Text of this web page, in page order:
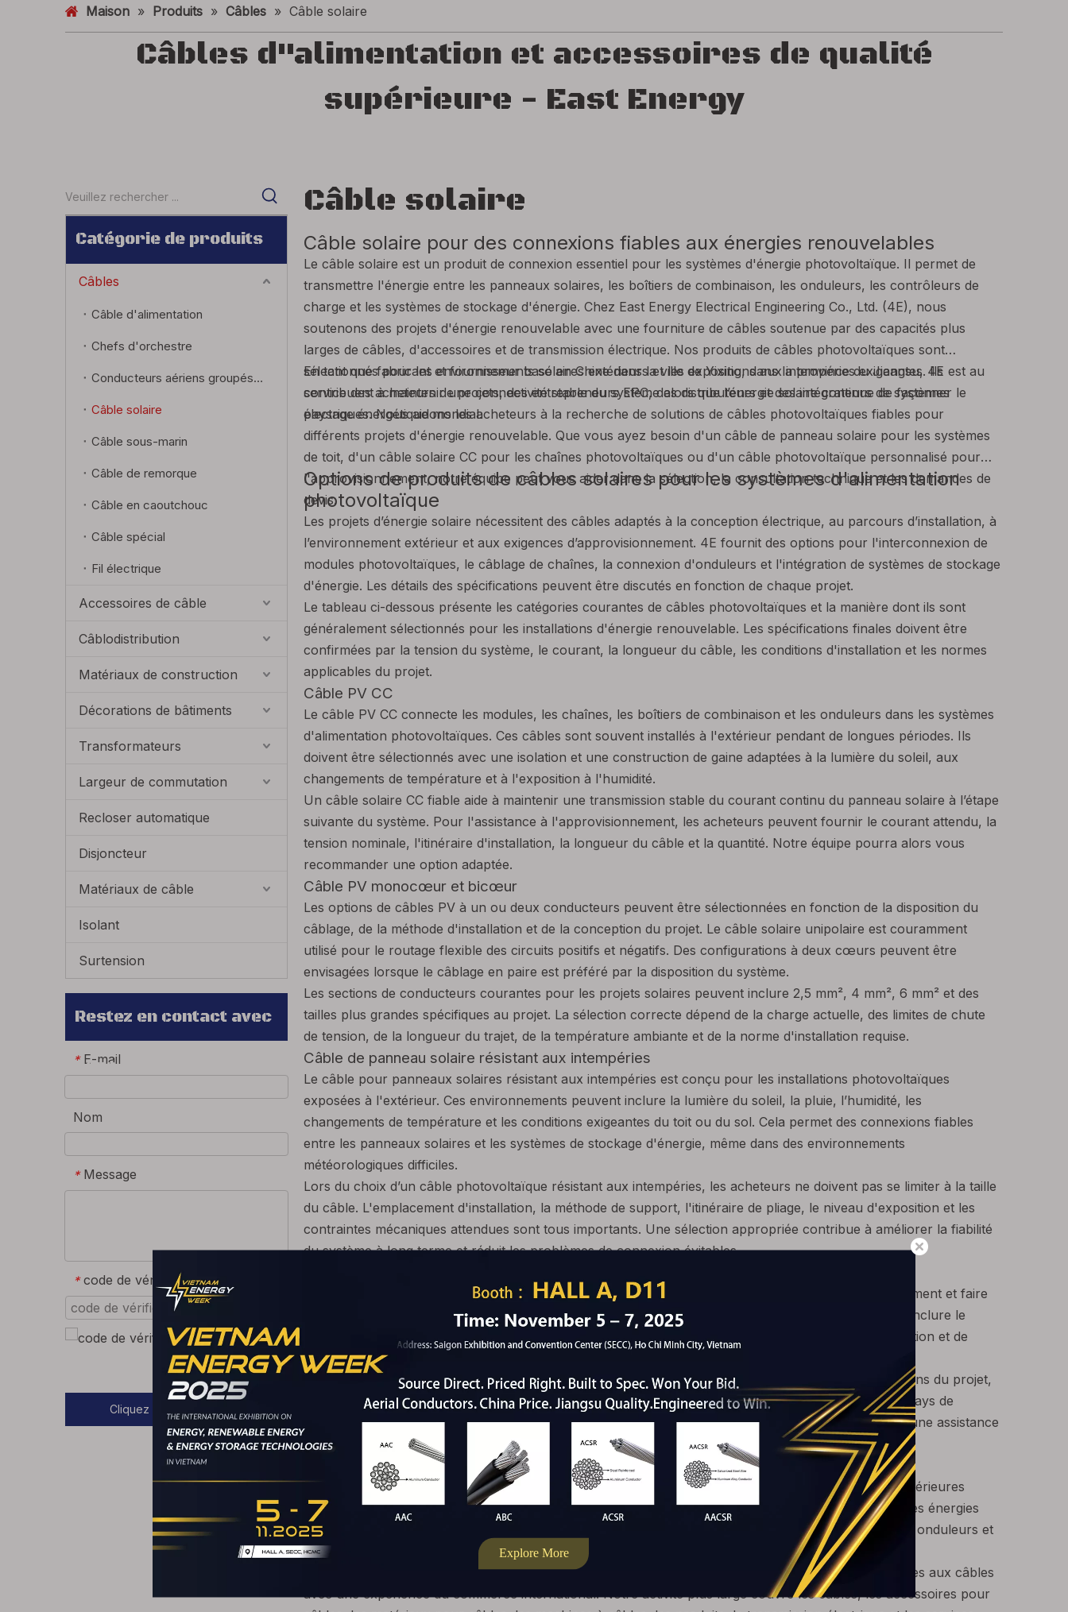
Maison » Produits » Câbles » Câble solaire
Câbles d"alimentation et accessoires de qualité
supérieure - East Energy
Catégorie de produits
Câbles
Câble d'alimentation
Chefs d'orchestre
Conducteurs aériens groupés (ABC)
Câble solaire
Câble sous-marin
Câble de remorque
Câble en caoutchouc
Câble spécial
Fil électrique
Accessoires de câble
Câblodistribution
Matériaux de construction
Décorations de bâtiments
Transformateurs
Largeur de commutation
Recloser automatique
Disjoncteur
Matériaux de câble
Isolant
Surtension
Restez en contact avec
nous
* E-mail
Nom
* Message
* code de vérification
SOUMETTRE
Cliquez pour entrer notre
site Web
Câble solaire
Câble solaire pour des connexions fiables aux énergies renouvelables
Le câble solaire est un produit de connexion essentiel pour les systèmes d'énergie photovoltaïque. Il permet de
transmettre l'énergie entre les panneaux solaires, les boîtiers de combinaison, les onduleurs, les contrôleurs de
charge et les systèmes de stockage d'énergie. Chez East Energy Electrical Engineering Co., Ltd. (4E), nous
soutenons des projets d'énergie renouvelable avec une fourniture de câbles soutenue par des capacités plus
larges de câbles, d'accessoires et de transmission électrique. Nos produits de câbles photovoltaïques sont
sélectionnés pour les environnements solaires extérieurs et les expositions aux intempéries exigeantes. Ils
contribuent à maintenir une connectivité stable du système alors que l’énergie solaire continue de façonner le
paysage énergétique mondial.
En tant que fabricant et fournisseur basé en Chine dans la ville de Yixing, dans la province du Jiangsu, 4E est au
service des acheteurs de projets, des entrepreneurs EPC, des distributeurs et des intégrateurs de systèmes
électriques. Nous aidons les acheteurs à la recherche de solutions de câbles photovoltaïques fiables pour
différents projets d'énergie renouvelable. Que vous ayez besoin d'un câble de panneau solaire pour les systèmes
de toit, d'un câble solaire CC pour les chaînes photovoltaïques ou d'un câble photovoltaïque personnalisé pour
l'approvisionnement, notre équipe peut vous aider dans la sélection, la consultation technique et les demandes de
devis.
Options de produits de câbles solaires pour les systèmes d'alimentation
photovoltaïque
Les projets d’énergie solaire nécessitent des câbles adaptés à la conception électrique, au parcours d’installation, à
l’environnement extérieur et aux exigences d’approvisionnement. 4E fournit des options pour l'interconnexion de
modules photovoltaïques, le câblage de chaînes, la connexion d'onduleurs et l'intégration de systèmes de stockage
d'énergie. Les détails des spécifications peuvent être discutés en fonction de chaque projet.
Le tableau ci-dessous présente les catégories courantes de câbles photovoltaïques et la manière dont ils sont
généralement sélectionnés pour les installations d'énergie renouvelable. Les spécifications finales doivent être
confirmées par la tension du système, le courant, la longueur du câble, les conditions d'installation et les normes
applicables du projet.
Câble PV CC
Le câble PV CC connecte les modules, les chaînes, les boîtiers de combinaison et les onduleurs dans les systèmes
d'alimentation photovoltaïques. Ces câbles sont souvent installés à l'extérieur pendant de longues périodes. Ils
doivent être sélectionnés avec une isolation et une construction de gaine adaptées à la lumière du soleil, aux
changements de température et à l'exposition à l'humidité.
Un câble solaire CC fiable aide à maintenir une transmission stable du courant continu du panneau solaire à l’étape
suivante du système. Pour l'assistance à l'approvisionnement, les acheteurs peuvent fournir le courant attendu, la
tension nominale, l'itinéraire d'installation, la longueur du câble et la quantité. Notre équipe pourra alors vous
recommander une option adaptée.
Câble PV monocœur et bicœur
Les options de câbles PV à un ou deux conducteurs peuvent être sélectionnées en fonction de la disposition du
câblage, de la méthode d'installation et de la conception du projet. Le câble solaire unipolaire est couramment
utilisé pour le routage flexible des circuits positifs et négatifs. Des configurations à deux cœurs peuvent être
envisagées lorsque le câblage en paire est préféré par la disposition du système.
Les sections de conducteurs courantes pour les projets solaires peuvent inclure 2,5 mm², 4 mm², 6 mm² et des
tailles plus grandes spécifiques au projet. La sélection correcte dépend de la charge actuelle, des limites de chute
de tension, de la longueur du trajet, de la température ambiante et de la norme d'installation requise.
Câble de panneau solaire résistant aux intempéries
Le câble pour panneaux solaires résistant aux intempéries est conçu pour les installations photovoltaïques
exposées à l'extérieur. Ces environnements peuvent inclure la lumière du soleil, la pluie, l’humidité, les
changements de température et les conditions exigeantes du toit ou du sol. Cela permet des connexions fiables
entre les panneaux solaires et les systèmes de stockage d'énergie, même dans des environnements
météorologiques difficiles.
Lors du choix d’un câble photovoltaïque résistant aux intempéries, les acheteurs ne doivent pas se limiter à la taille
du câble. L'emplacement d'installation, la méthode de support, l'itinéraire de pliage, le niveau d'exposition et les
contraintes mécaniques attendues sont tous importants. Une sélection appropriée contribue à améliorer la fiabilité
du système à long terme et réduit les problèmes de connexion évitables.
Pour les acheteurs de projets, une fourniture de câbles personnalisée peut simplifier l’approvisionnement et faire
correspondre le produit à la conception réelle du système photovoltaïque. La personnalisation peut inclure le
matériau du conducteur, la taille du conducteur, la tension nominale, les exigences en matière d'isolation et de
gaine, la couleur de la gaine, la longueur du rouleau, l'emballage, l'impression et l'étiquetage.
Pour accélérer les devis et la confirmation technique, les clients sont encouragés à partager les dessins du projet,
une nomenclature, les exigences de tension, la longueur du trajet, l'environnement d'installation, le pays de
destination et la documentation requise. 4E peut alors fournir des suggestions de produits et fournir une assistance
en fonction des exigences confirmées.
Avantages clés du câble solaire 4E
4E fournit des produits de câbles photovoltaïques aux acheteurs qui ont besoin de performances extérieures
pratiques et d'un support d'approvisionnement fiable. Cette catégorie se concentre sur le potentiel des énergies
renouvelables, la résistance aux intempéries et la connectivité stable entre les panneaux solaires, les onduleurs et
les systèmes de stockage d'énergie.
En tant qu'entreprise industrielle et commerciale globale, 4E combine des capacités de fabrication liées aux câbles
avec une expérience du commerce international. Notre activité plus large couvre les câbles, les accessoires pour